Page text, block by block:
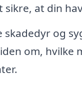
at din
skadedyr og
om, hvilke